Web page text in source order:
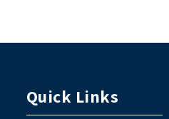
Quick Links